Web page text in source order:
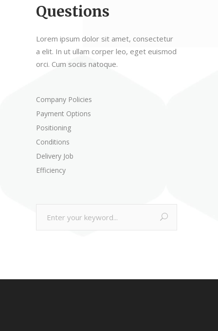
Questions
Lorem ipsum dolor sit amet, consectetur
a elit. In ut ullam corper leo, eget euismod
orci. Cum sociis natoque.
Company Policies
Payment Options
Positioning
Conditions
Delivery Job
Efficiency